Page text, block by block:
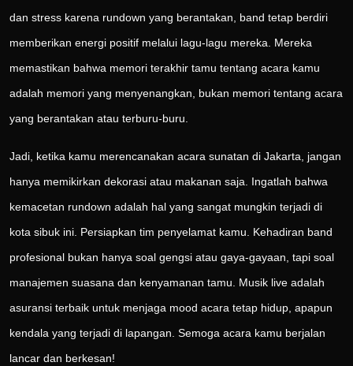
dan stress karena rundown yang berantakan, band tetap berdiri
memberikan energi positif melalui lagu-lagu mereka. Mereka
memastikan bahwa memori terakhir tamu tentang acara kamu
adalah memori yang menyenangkan, bukan memori tentang acara
yang berantakan atau terburu-buru.
Jadi, ketika kamu merencanakan acara sunatan di Jakarta, jangan
hanya memikirkan dekorasi atau makanan saja. Ingatlah bahwa
kemacetan rundown adalah hal yang sangat mungkin terjadi di
kota sibuk ini. Persiapkan tim penyelamat kamu. Kehadiran band
profesional bukan hanya soal gengsi atau gaya-gayaan, tapi soal
manajemen suasana dan kenyamanan tamu. Musik live adalah
asuransi terbaik untuk menjaga mood acara tetap hidup, apapun
kendala yang terjadi di lapangan. Semoga acara kamu berjalan
lancar dan berkesan!